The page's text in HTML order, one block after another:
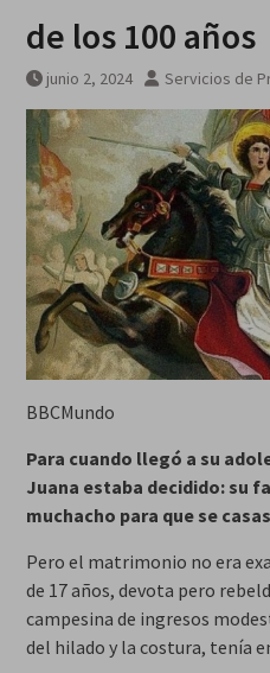
de los 100 años
junio 2, 2024 Servicios de
BBCMundo
Para cuando llegó a su
Juana estaba decidido: su
muchacho para que se
Pero el matrimonio no era
de 17 años, devota pero
campesina de ingresos
del hilado y la costura, tenía